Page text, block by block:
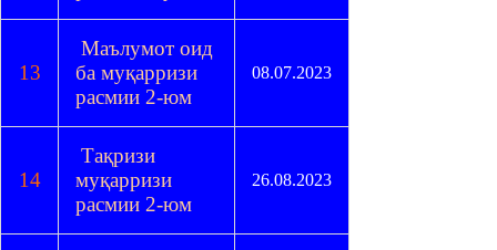
13
Маълумот оид
ба муқарризи
расмии 2-юм
08.07.2023
14
Тақризи
муқарризи
расмии 2-юм
26.08.2023